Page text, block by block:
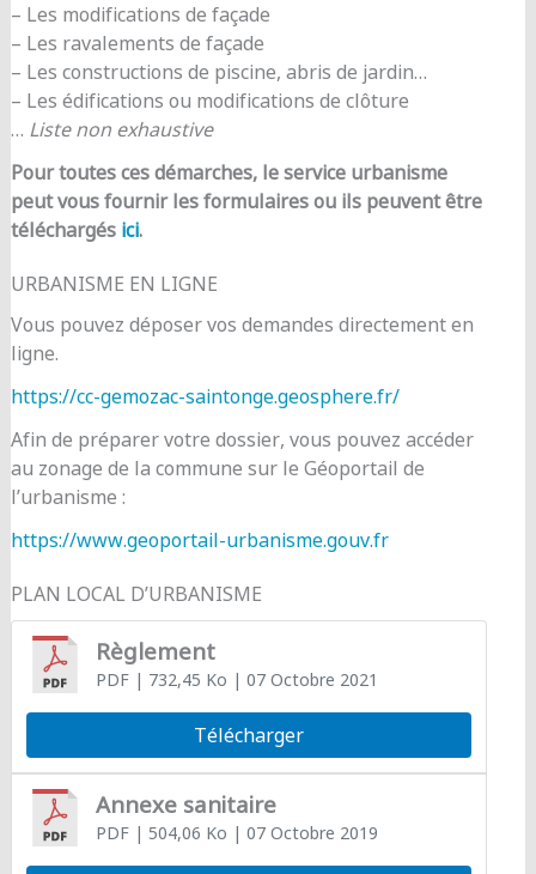
– Les modifications de façade
– Les ravalements de façade
– Les constructions de piscine, abris de jardin…
– Les édifications ou modifications de clôture
… Liste non exhaustive
Pour toutes ces démarches, le service urbanisme
peut vous fournir les formulaires ou ils peuvent être
téléchargés ici.
URBANISME EN LIGNE
Vous pouvez déposer vos demandes directement en
ligne.
https://cc-gemozac-saintonge.geosphere.fr/
Afin de préparer votre dossier, vous pouvez accéder
au zonage de la commune sur le Géoportail de
l’urbanisme :
https://www.geoportail-urbanisme.gouv.fr
PLAN LOCAL D’URBANISME
Règlement
PDF| 732,45 Ko | 07 Octobre 2021
Télécharger
Annexe sanitaire
PDF| 504,06 Ko | 07 Octobre 2019